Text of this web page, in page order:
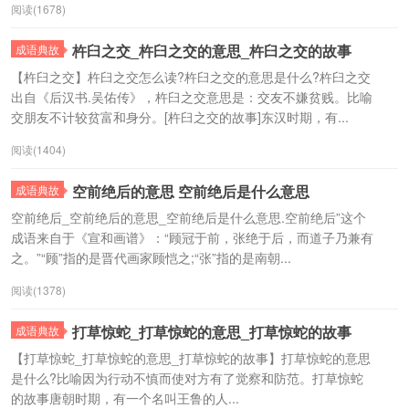
阅读(1678)
成语典故 杵臼之交_杵臼之交的意思_杵臼之交的故事
【杵臼之交】杵臼之交怎么读?杵臼之交的意思是什么?杵臼之交
出自《后汉书.吴佑传》，杵臼之交意思是：交友不嫌贫贱。比喻
交朋友不计较贫富和身分。[杵臼之交的故事]东汉时期，有...
阅读(1404)
成语典故 空前绝后的意思 空前绝后是什么意思
空前绝后_空前绝后的意思_空前绝后是什么意思.空前绝后”这个
成语来自于《宣和画谱》：“顾冠于前，张绝于后，而道子乃兼有
之。”“顾”指的是晋代画家顾恺之;“张”指的是南朝...
阅读(1378)
成语典故 打草惊蛇_打草惊蛇的意思_打草惊蛇的故事
【打草惊蛇_打草惊蛇的意思_打草惊蛇的故事】打草惊蛇的意思
是什么?比喻因为行动不慎而使对方有了觉察和防范。打草惊蛇
的故事唐朝时期，有一个名叫王鲁的人...